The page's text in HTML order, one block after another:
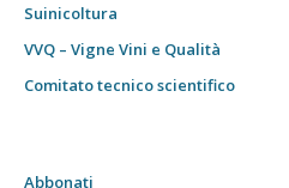
Suinicoltura
VVQ – Vigne Vini e Qualità
Comitato tecnico scientifico
Abbonati